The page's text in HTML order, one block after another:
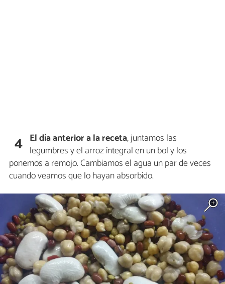
4 El día anterior a la receta, juntamos las
legumbres y el arroz integral en un bol y los
ponemos a remojo. Cambiamos el agua un par de veces
cuando veamos que lo hayan absorbido.